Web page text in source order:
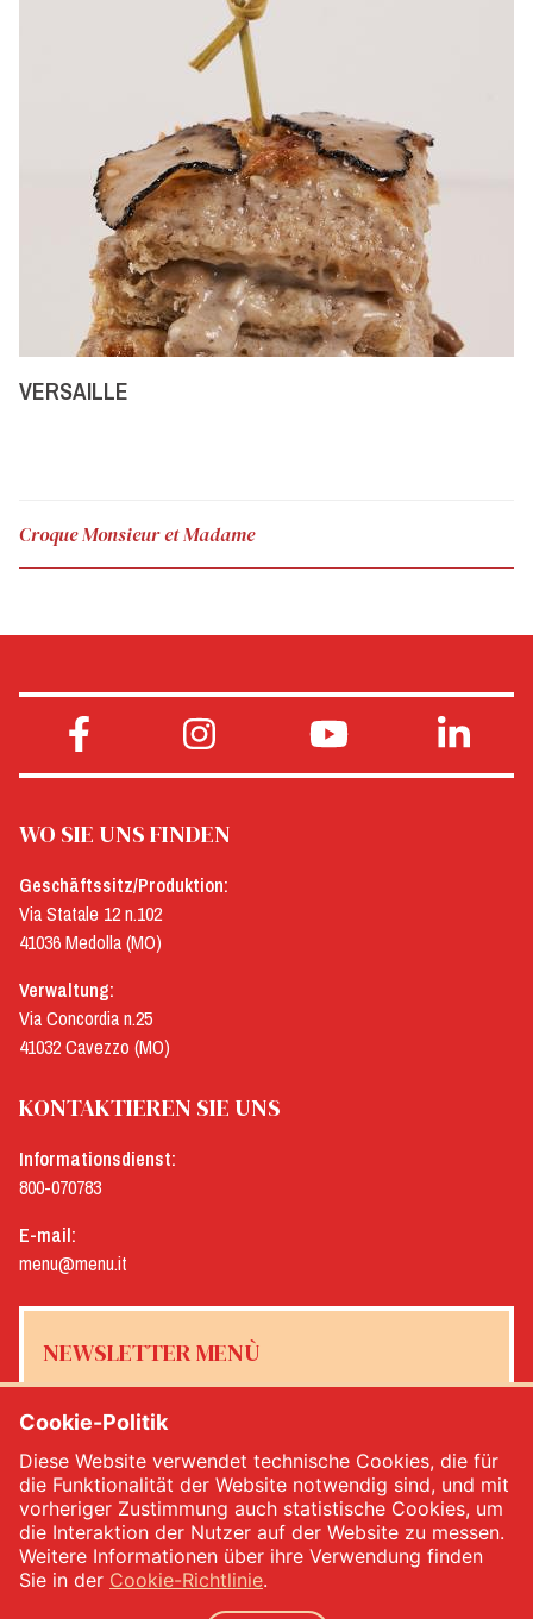
VERSAILLE
Croque Monsieur et Madame
WO SIE UNS FINDEN
Geschäftssitz/Produktion:
Via Statale 12 n.102
41036 Medolla (MO)
Verwaltung:
Via Concordia n.25
41032 Cavezzo (MO)
KONTAKTIEREN SIE UNS
Informationsdienst:
800-070783
E-mail:
menu@menu.it
NEWSLETTER MENÙ
Ja, ich möchte den Newsletter von Menù erhalten*
MELDEN SIE SICH AN
Cookie-Politik
Diese Website verwendet technische Cookies, die für
die Funktionalität der Website notwendig sind, und mit
vorheriger Zustimmung auch statistische Cookies, um
die Interaktion der Nutzer auf der Website zu messen.
Weitere Informationen über ihre Verwendung finden
Sie in der Cookie-Richtlinie.